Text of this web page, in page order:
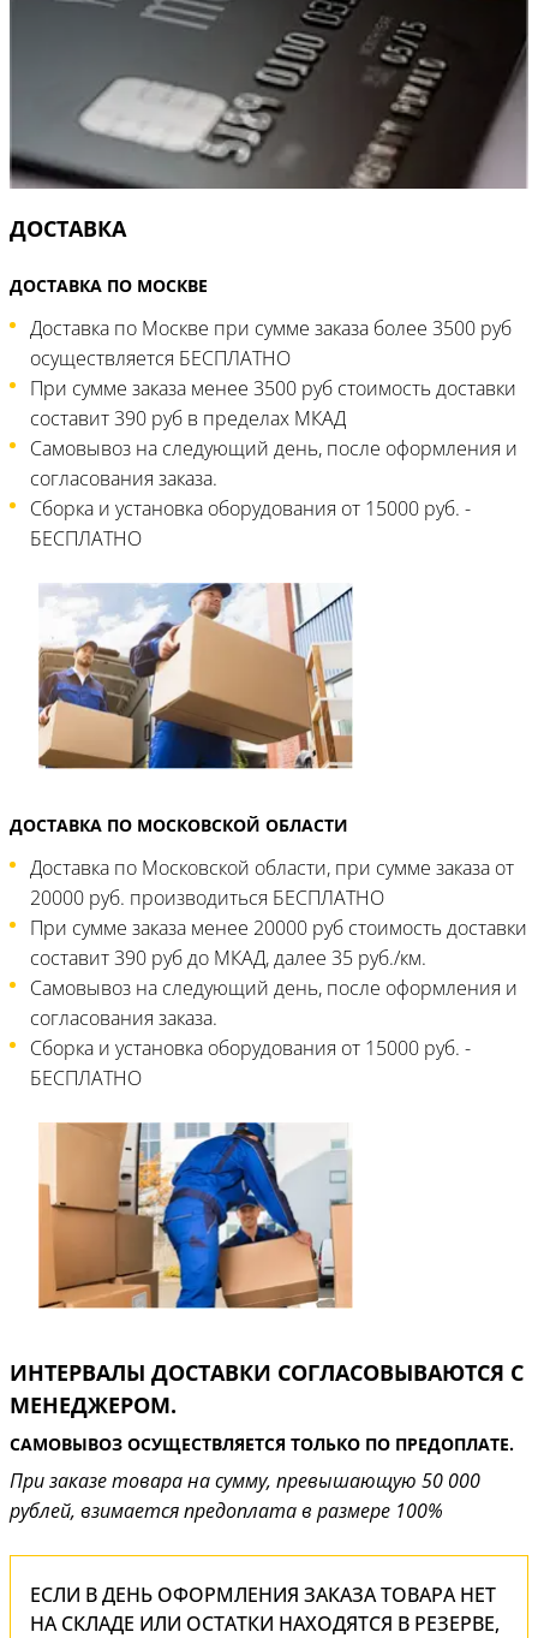
ДОСТАВКА
ДОСТАВКА ПО МОСКВЕ
Доставка по Москве при сумме заказа более 3500 руб
осуществляется БЕСПЛАТНО
При сумме заказа менее 3500 руб стоимость доставки
составит 390 руб в пределах МКАД
Самовывоз на следующий день, после оформления и
согласования заказа.
Сборка и установка оборудования от 15000 руб. -
БЕСПЛАТНО
ДОСТАВКА ПО МОСКОВСКОЙ ОБЛАСТИ
Доставка по Московской области, при сумме заказа от
20000 руб. производиться БЕСПЛАТНО
При сумме заказа менее 20000 руб стоимость доставки
составит 390 руб до МКАД, далее 35 руб./км.
Самовывоз на следующий день, после оформления и
согласования заказа.
Сборка и установка оборудования от 15000 руб. -
БЕСПЛАТНО
ИНТЕРВАЛЫ ДОСТАВКИ СОГЛАСОВЫВАЮТСЯ С
МЕНЕДЖЕРОМ.
САМОВЫВОЗ ОСУЩЕСТВЛЯЕТСЯ ТОЛЬКО ПО ПРЕДОПЛАТЕ.
При заказе товара на сумму, превышающую 50 000
рублей, взимается предоплата в размере 100%
ЕСЛИ В ДЕНЬ ОФОРМЛЕНИЯ ЗАКАЗА ТОВАРА НЕТ
НА СКЛАДЕ ИЛИ ОСТАТКИ НАХОДЯТСЯ В РЕЗЕРВЕ,